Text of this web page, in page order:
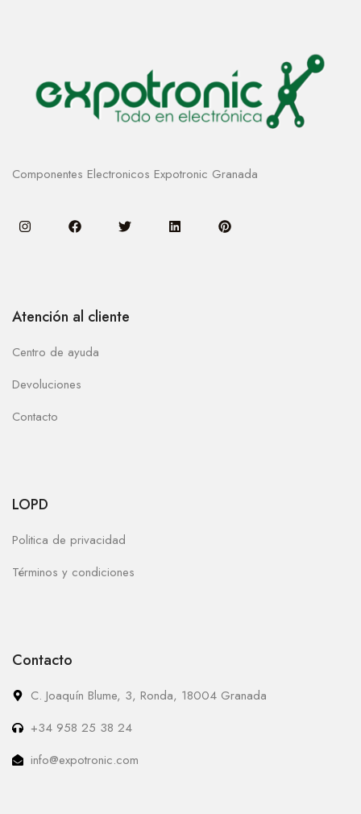
Componentes Electronicos Expotronic Granada
Atención al cliente
Centro de ayuda
Devoluciones
Contacto
LOPD
Politica de privacidad
Términos y condiciones
Contacto
C. Joaquín Blume, 3, Ronda, 18004 Granada
+34 958 25 38 24
info@expotronic.com